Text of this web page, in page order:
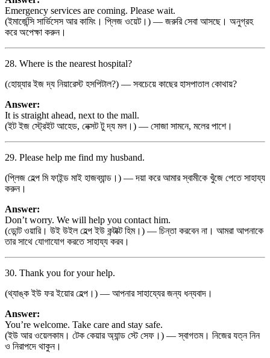
Emergency services are coming. Please wait.
(ইমার্জেন্সি সার্ভিসেস আর কামিং। প্লিজ ওয়েট।) — জরুরি সেবা আসছে। অনুগ্রহ
করে অপেক্ষা করুন।
28. Where is the nearest hospital?
(হোয়্যার ইজ দ্য নিয়ারেস্ট হসপিটাল?) — সবচেয়ে কাছের হাসপাতাল কোথায়?
Answer:
It is straight ahead, next to the mall.
(ইট ইজ স্ট্রেইট আহেড, নেক্সট টু দ্য মল।) — সোজা সামনে, মলের পাশে।
29. Please help me find my husband.
(প্লিজ হেল্প মি ফাইন্ড মাই হাজব্যান্ড।) — দয়া করে আমার স্বামীকে খুঁজে পেতে সাহায্য
করুন।
Answer:
Don’t worry. We will help you contact him.
(ডোন্ট ওয়ারি। উই উইল হেল্প ইউ কন্টাক্ট হিম।) — চিন্তা করবেন না। আমরা আপনাকে
তার সাথে যোগাযোগ করতে সাহায্য করব।
30. Thank you for your help.
(থ্যাঙ্ক ইউ ফর ইয়োর হেল্প।) — আপনার সাহায্যের জন্য ধন্যবাদ।
Answer:
You’re welcome. Take care and stay safe.
(ইউ আর ওয়েলকাম। টেক কেয়ার অ্যান্ড স্টে সেফ।) — স্বাগতম। নিজের যত্ন নিন
ও নিরাপদে থাকুন।